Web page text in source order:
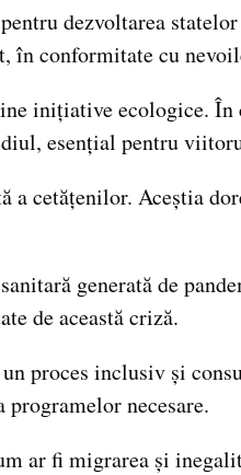
dezvoltarea
în conformitate cu
inițiative ecologice.
esențial pentru
cetățenilor. Aceștia
generată de
de această criză.
proces inclusiv și
programelor necesare.
ar fi migrarea și